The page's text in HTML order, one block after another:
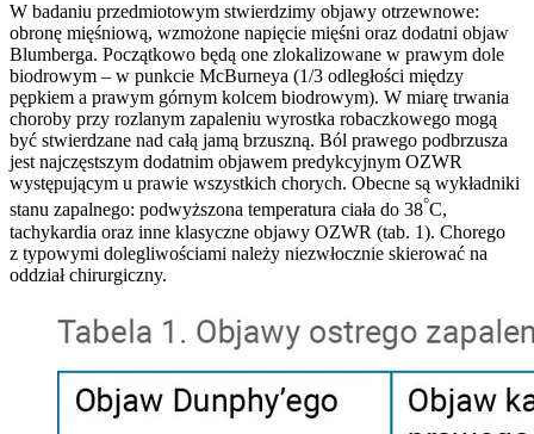
W badaniu przedmiotowym stwierdzimy objawy otrzewnowe:
obronę mięśniową, wzmożone napięcie mięśni oraz dodatni objaw
Blumberga. Początkowo będą one zlokalizowane w prawym dole
biodrowym – w punkcie McBurneya (1/3 odległości między
pępkiem a prawym górnym kolcem biodrowym). W miarę trwania
choroby przy rozlanym zapaleniu wyrostka robaczkowego mogą
być stwierdzane nad całą jamą brzuszną. Ból prawego podbrzusza
jest najczęstszym dodatnim objawem predykcyjnym OZWR
występującym u prawie wszystkich chorych. Obecne są wykładniki
stanu zapalnego: podwyższona temperatura ciała do 38°C,
tachykardia oraz inne klasyczne objawy OZWR (tab. 1). Chorego
z typowymi dolegliwościami należy niezwłocznie skierować na
oddział chirurgiczny.